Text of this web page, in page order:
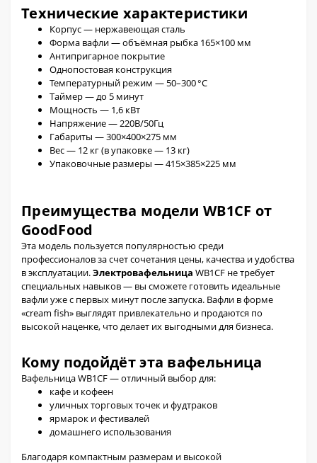
Технические характеристики
Корпус — нержавеющая сталь
Форма вафли — объёмная рыбка 165×100 мм
Антипригарное покрытие
Однопостовая конструкция
Температурный режим — 50–300 °C
Таймер — до 5 минут
Мощность — 1,6 кВт
Напряжение — 220В/50Гц
Габариты — 300×400×275 мм
Вес — 12 кг (в упаковке — 13 кг)
Упаковочные размеры — 415×385×225 мм
Преимущества модели WB1CF от
GoodFood
Эта модель пользуется популярностью среди
профессионалов за счет сочетания цены, качества и удобства
в эксплуатации.Электровафельница WB1CF не требует
специальных навыков — вы сможете готовить идеальные
вафли уже с первых минут после запуска. Вафли в форме
«cream fish» выглядят привлекательно и продаются по
высокой наценке, что делает их выгодными для бизнеса.
Кому подойдёт эта вафельница
Вафельница WB1CF — отличный выбор для:
кафе и кофеен
уличных торговых точек и фудтраков
ярмарок и фестивалей
домашнего использования
Благодаря компактным размерам и высокой